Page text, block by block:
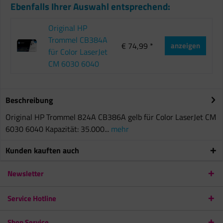
Ebenfalls Ihrer Auswahl entsprechend:
Original HP
Trommel CB384A
für Color LaserJet
CM 6030 6040
€ 74,99 * anzeigen
Beschreibung
Original HP Trommel 824A CB386A gelb für Color LaserJet CM
6030 6040 Kapazität: 35.000... mehr
Kunden kauften auch
Newsletter
Service Hotline